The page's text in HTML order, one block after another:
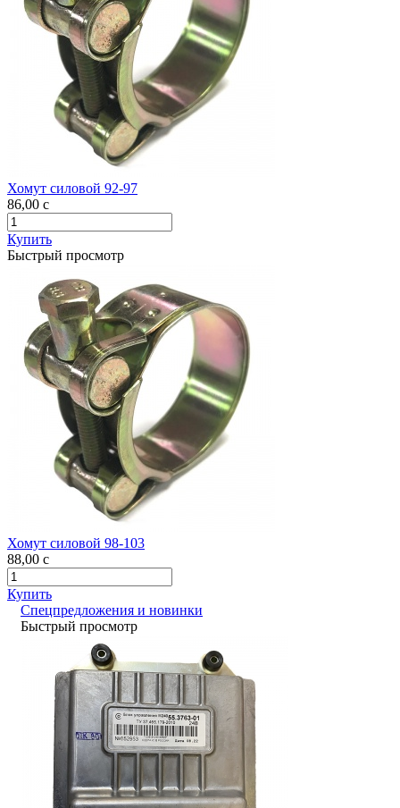
Хомут силовой 92-97
86,00 c
Купить
Быстрый просмотр
Хомут силовой 98-103
88,00 c
Купить
Спецпредложения и новинки
Быстрый просмотр